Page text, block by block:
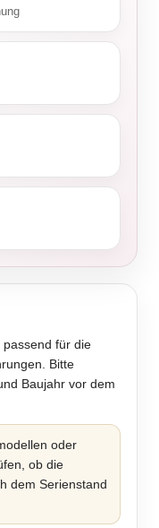
passend für die
Bitte
Baujahr vor dem
oder
ob die
dem Serienstand